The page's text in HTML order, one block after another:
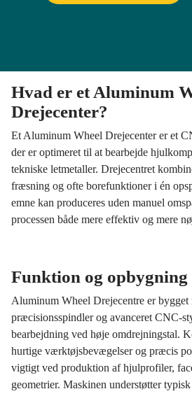
Hvad er et Aluminum
Drejecenter?
Et Aluminum Wheel Drejecenter er et
der er optimeret til at bearbejde
tekniske letmetaller. Drejecentret
fræsning og ofte borefunktioner i én
emne kan produceres uden manuel
processen både mere effektiv og mere
Funktion og opbygning
Aluminum Wheel Drejecentre er bygget
præcisionsspindler og avanceret CNC-
bearbejdning ved høje omdrejningstal.
hurtige værktøjsbevægelser og præcis
vigtigt ved produktion af hjulprofiler,
geometrier. Maskinen understøtter